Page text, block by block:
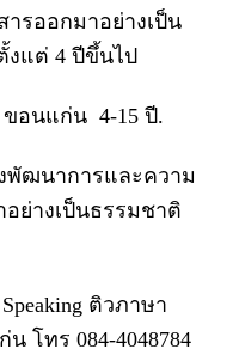
รออกมาอย่างเป็น
งแต่ 4 ปีขึ้นไป
อนแก่น 4-15 ปี.
พัฒนาการและความ
ย่างเป็นธรรมชาติ
ติวภาษา
โทร 084-4048784